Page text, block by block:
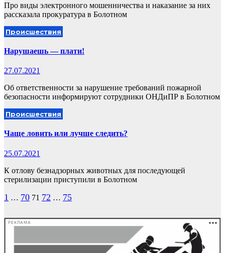
Про виды электронного мошенничества и наказание за них
рассказала прокуратура в Болотном
Происшествия
Нарушаешь — плати!
27.07.2021
Об ответственности за нарушение требований пожарной
безопасности информируют сотрудники ОНДиПР в Болотном
Происшествия
Чаще ловить или лучше следить?
25.07.2021
К отлову безнадзорных животных для последующей
стерилизации приступили в Болотном
Пагинация
1 … 70 71 72 … 75
РЕКЛАМА